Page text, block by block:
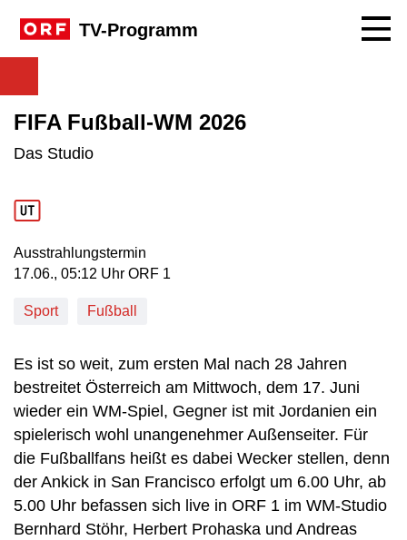
TV-Programm
FIFA Fußball-WM 2026
Das Studio
Ausstrahlungstermin
17. Juni, 05:12 Uhr in ORF 1
17.06., 05:12 Uhr ORF 1
Sport Fußball
Es ist so weit, zum ersten Mal nach 28 Jahren
bestreitet Österreich am Mittwoch, dem 17. Juni
wieder ein WM-Spiel, Gegner ist mit Jordanien ein
spielerisch wohl unangenehmer Außenseiter. Für
die Fußballfans heißt es dabei Wecker stellen, denn
der Ankick in San Francisco erfolgt um 6.00 Uhr, ab
5.00 Uhr befassen sich live in ORF 1 im WM-Studio
Bernhard Stöhr, Herbert Prohaska und Andreas